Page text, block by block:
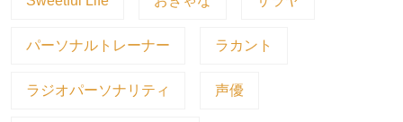
パーソナルトレーナー ラカント
ラジオパーソナリティ 声優